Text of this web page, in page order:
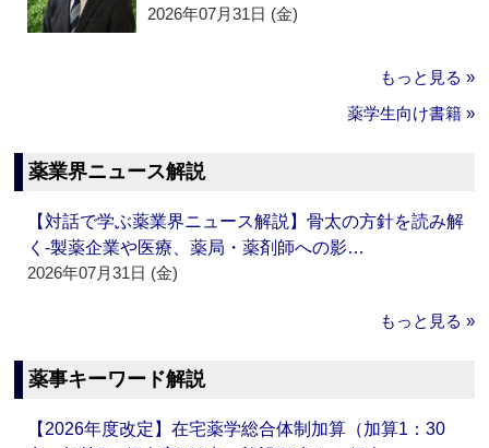
2026年07月31日 (金)
もっと見る »
薬学生向け書籍 »
薬業界ニュース解説
【対話で学ぶ薬業界ニュース解説】骨太の方針を読み解
く‐製薬企業や医療、薬局・薬剤師への影…
2026年07月31日 (金)
もっと見る »
薬事キーワード解説
【2026年度改定】在宅薬学総合体制加算（加算1：30